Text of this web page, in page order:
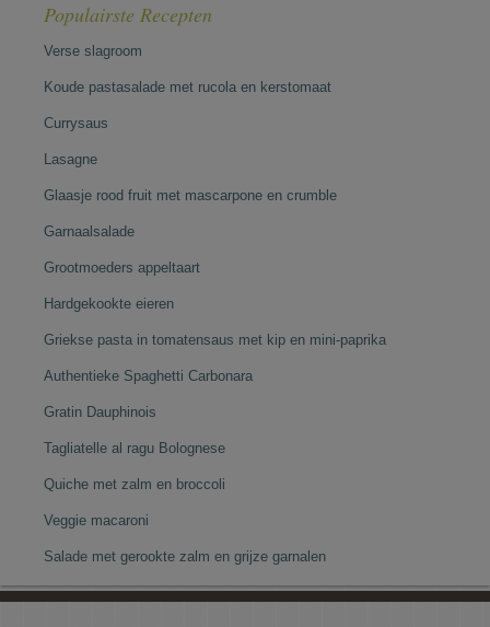
Populairste Recepten
Verse slagroom
Koude pastasalade met rucola en kerstomaat
Currysaus
Lasagne
Glaasje rood fruit met mascarpone en crumble
Garnaalsalade
Grootmoeders appeltaart
Hardgekookte eieren
Griekse pasta in tomatensaus met kip en mini-paprika
Authentieke Spaghetti Carbonara
Gratin Dauphinois
Tagliatelle al ragu Bolognese
Quiche met zalm en broccoli
Veggie macaroni
Salade met gerookte zalm en grijze garnalen